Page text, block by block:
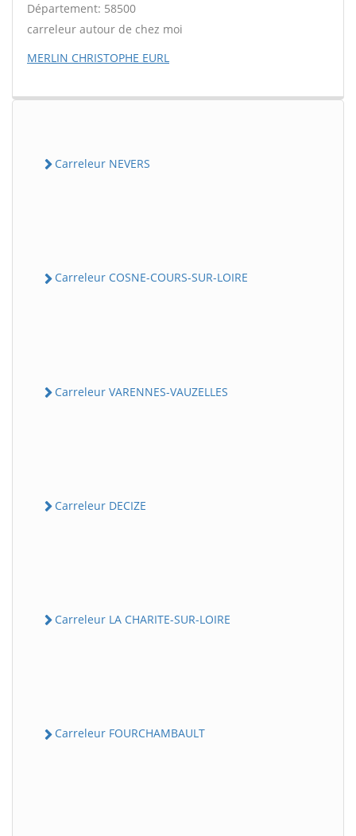
Département: 58500
carreleur autour de chez moi
MERLIN CHRISTOPHE EURL
Carreleur NEVERS
Carreleur COSNE-COURS-SUR-LOIRE
Carreleur VARENNES-VAUZELLES
Carreleur DECIZE
Carreleur LA CHARITE-SUR-LOIRE
Carreleur FOURCHAMBAULT